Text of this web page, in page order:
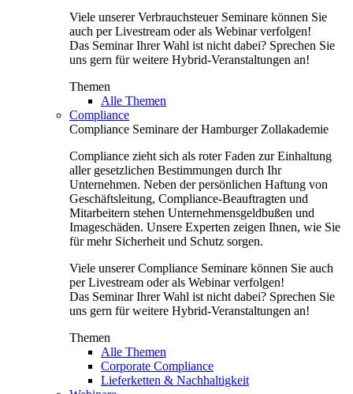
Viele unserer Verbrauchsteuer Seminare können Sie
auch per Livestream oder als Webinar verfolgen!
Das Seminar Ihrer Wahl ist nicht dabei? Sprechen Sie
uns gern für weitere Hybrid-Veranstaltungen an!
Themen
Alle Themen
Compliance
Compliance Seminare der Hamburger Zollakademie
Compliance zieht sich als roter Faden zur Einhaltung
aller gesetzlichen Bestimmungen durch Ihr
Unternehmen. Neben der persönlichen Haftung von
Geschäftsleitung, Compliance-Beauftragten und
Mitarbeitern stehen Unternehmensgeldbußen und
Imageschäden. Unsere Experten zeigen Ihnen, wie Sie
für mehr Sicherheit und Schutz sorgen.
Viele unserer Compliance Seminare können Sie auch
per Livestream oder als Webinar verfolgen!
Das Seminar Ihrer Wahl ist nicht dabei? Sprechen Sie
uns gern für weitere Hybrid-Veranstaltungen an!
Themen
Alle Themen
Corporate Compliance
Lieferketten & Nachhaltigkeit